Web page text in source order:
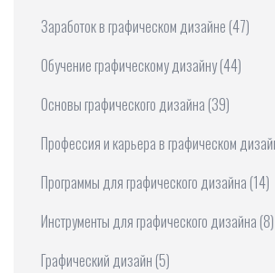
Заработок в графическом дизайне (47)
Обучение графическому дизайну(44)
Основы графического дизайна (39)
Профессия и карьера в графическом
Программы для графического дизайна (14)
Инструменты для графического дизайна (8)
Графический дизайн (5)